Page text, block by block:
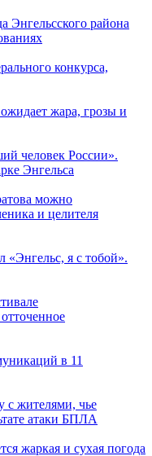
Энгельсского района
конкурса,
жара, грозы и
человек России».
Энгельса
можно
и целителя
«Энгельс, я с тобой».
в 11
с жителями, чье
атаки БПЛА
жаркая и сухая погода